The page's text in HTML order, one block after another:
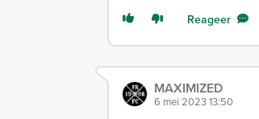
Reageer
MAXIMIZED
6 mei 2023 13:50